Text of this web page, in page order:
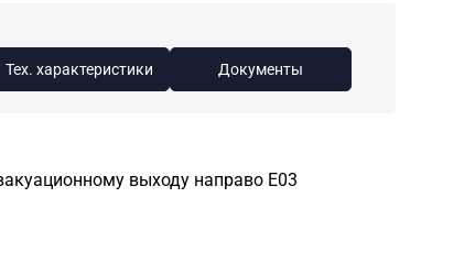
Тех. характеристики Документы
выходу направо E03